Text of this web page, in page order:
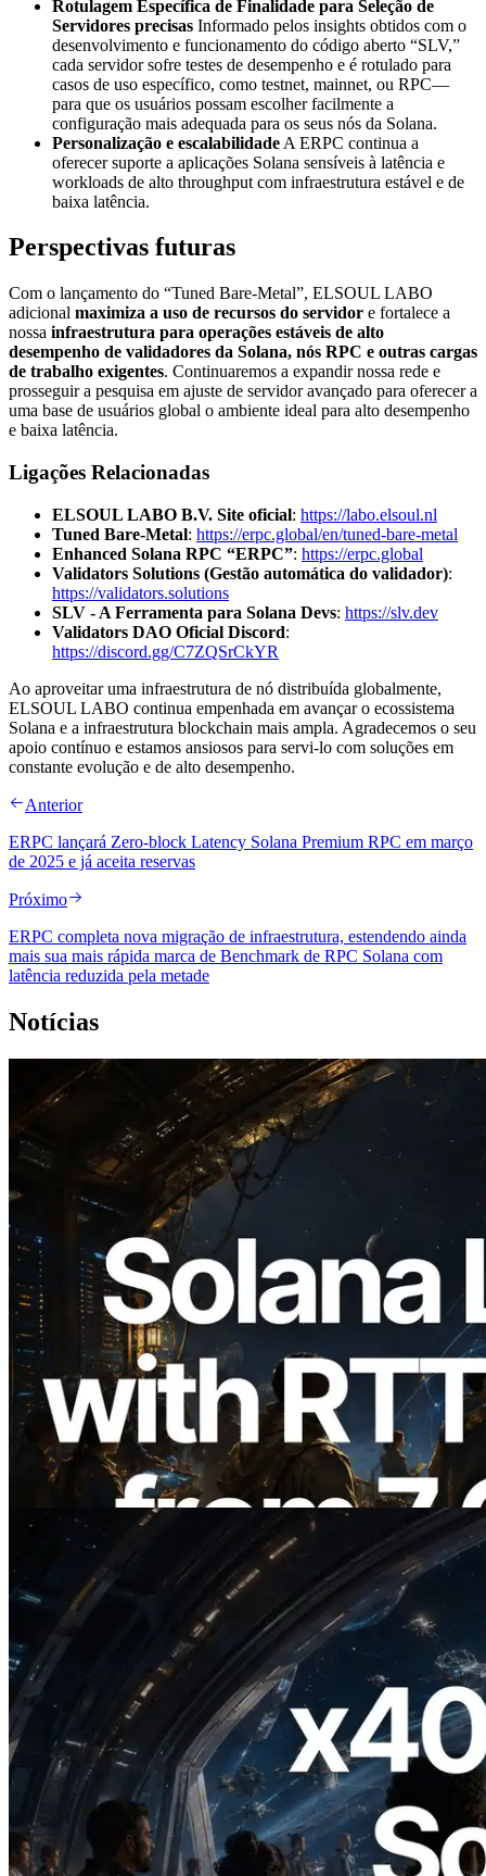
Rotulagem Específica de Finalidade para Seleção de
Servidores precisas Informado pelos insights obtidos com o
desenvolvimento e funcionamento do código aberto “SLV,”
cada servidor sofre testes de desempenho e é rotulado para
casos de uso específico, como testnet, mainnet, ou RPC—
para que os usuários possam escolher facilmente a
configuração mais adequada para os seus nós da Solana.
Personalização e escalabilidade A ERPC continua a
oferecer suporte a aplicações Solana sensíveis à latência e
workloads de alto throughput com infraestrutura estável e de
baixa latência.
Perspectivas futuras
Com o lançamento do “Tuned Bare-Metal”, ELSOUL LABO
adicional maximiza a uso de recursos do servidor e fortalece a
nossa infraestrutura para operações estáveis de alto
desempenho de validadores da Solana, nós RPC e outras cargas
de trabalho exigentes. Continuaremos a expandir nossa rede e
prosseguir a pesquisa em ajuste de servidor avançado para oferecer a
uma base de usuários global o ambiente ideal para alto desempenho
e baixa latência.
Ligações Relacionadas
ELSOUL LABO B.V. Site oficial: https://labo.elsoul.nl
Tuned Bare-Metal: https://erpc.global/en/tuned-bare-metal
Enhanced Solana RPC “ERPC”: https://erpc.global
Validators Solutions (Gestão automática do validador):
https://validators.solutions
SLV - A Ferramenta para Solana Devs: https://slv.dev
Validators DAO Oficial Discord:
https://discord.gg/C7ZQSrCkYR
Ao aproveitar uma infraestrutura de nó distribuída globalmente,
ELSOUL LABO continua empenhada em avançar o ecossistema
Solana e a infraestrutura blockchain mais ampla. Agradecemos o seu
apoio contínuo e estamos ansiosos para servi-lo com soluções em
constante evolução e de alto desempenho.
Anterior
ERPC lançará Zero-block Latency Solana Premium RPC em março
de 2025 e já aceita reservas
Próximo
ERPC completa nova migração de infraestrutura, estendendo ainda
mais sua mais rápida marca de Benchmark de RPC Solana com
latência reduzida pela metade
Notícias
2026.08.05
ERPC expande a Solana Leader Slot API
com medição de ping a partir de 7 regiões
globais — Validators Information API
também lançada
2026.07.04
ERPC lança Solana RPC com suporte a
x402 — A era em que agentes de IA
pagam sob demanda pelas APIs de que